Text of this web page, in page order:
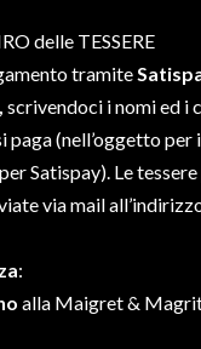
delle TESSERE
tramite
scrivendoci i nomi ed i
paga (nell’oggetto
Satispay). Le tessere
via mail
:
alla Maigret &